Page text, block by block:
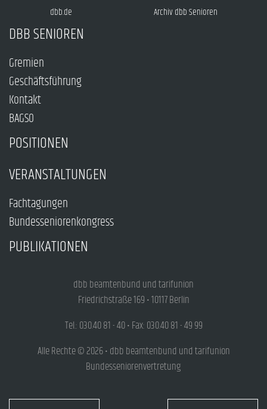
dbb.de Archiv dbb Senioren
DBB SENIOREN
Gremien
Geschäftsführung
Kontakt
BAGSO
POSITIONEN
VERANSTALTUNGEN
Fachtagungen
Bundesseniorenkongress
PUBLIKATIONEN
dbb beamtenbund und tarifunion
Friedrichstraße 169 • 10117 Berlin
Tel.: 030.40 81 - 40 • Fax: 030.40 81 - 49 99
Alle Rechte © 2026 • dbb beamtenbund und tarifunion
Bundesseniorenvertretung